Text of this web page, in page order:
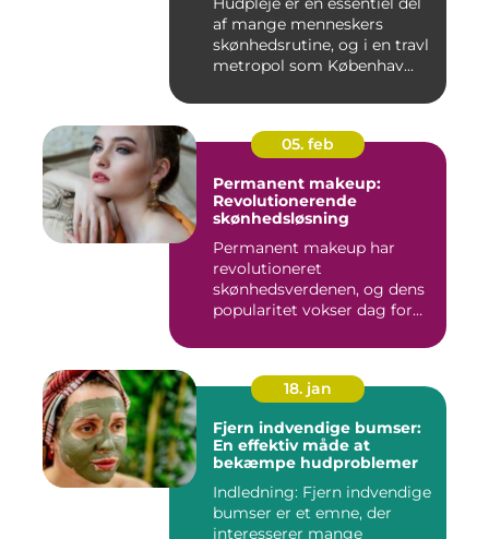
af mange menneskers
skønhedsrutine, og i en travl
metropol som Københav...
05. feb
Permanent makeup:
Revolutionerende
skønhedsløsning
Permanent makeup har
revolutioneret
skønhedsverdenen, og dens
popularitet vokser dag for
18. jan
Fjern indvendige bumser:
En effektiv måde at
bekæmpe hudproblemer
Indledning: Fjern indvendige
bumser er et emne, der
interesserer mange